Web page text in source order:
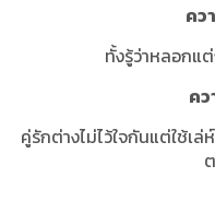
คว
ทั้งรู้ว่าหลอกแต่
ค
คู่รักต่างไม่ไว้ใจกันแต่ใช้เ